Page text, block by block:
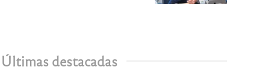
Últimas destacadas